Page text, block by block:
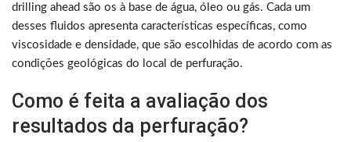
drilling ahead são os à base de água, óleo ou gás. Cada um
desses fluidos apresenta características específicas, como
viscosidade e densidade, que são escolhidas de acordo com as
condições geológicas do local de perfuração.
Como é feita a avaliação dos
resultados da perfuração?